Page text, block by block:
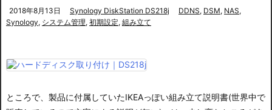
2018年8月13日 Synology DiskStation DS218j DDNS, DSM, NAS,
Synology, システム管理, 初期設定, 組み立て
ところで、製品に付属していたIKEAっぽい組み立て説明書(世界中で